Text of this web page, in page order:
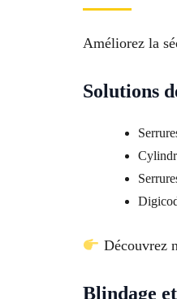
Améliorez la
Solutions
Découvrez
Blindage